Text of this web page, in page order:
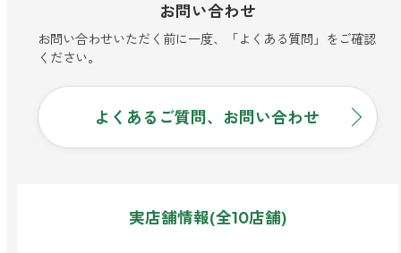
お問い合わせ
お問い合わせいただく前に一度、「よくある質問」をご確認
ください。
よくあるご質問、お問い合わせ
実店舗情報(全10店舗)